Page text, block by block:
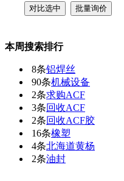
本周搜索排行
8条铝焊丝
90条机械设备
2条求购ACF
3条回收ACF
2条回收ACF胶
16条橡塑
4条北海道黄杨
2条油封